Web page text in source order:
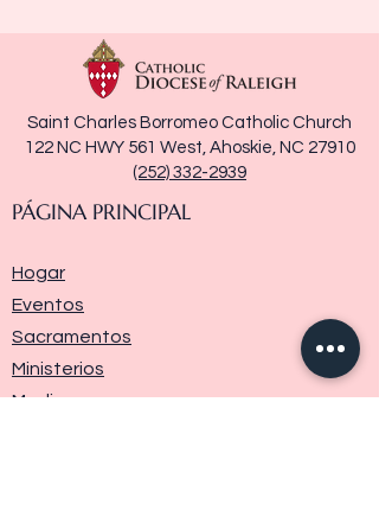
Saint Charles Borromeo Catholic Church
122 NC HWY 561 West, Ahoskie, NC 27910
(252) 332-2939
PÁGINA PRINCIPAL
Hogar
Eventos
Sacramentos
Ministerios
Media